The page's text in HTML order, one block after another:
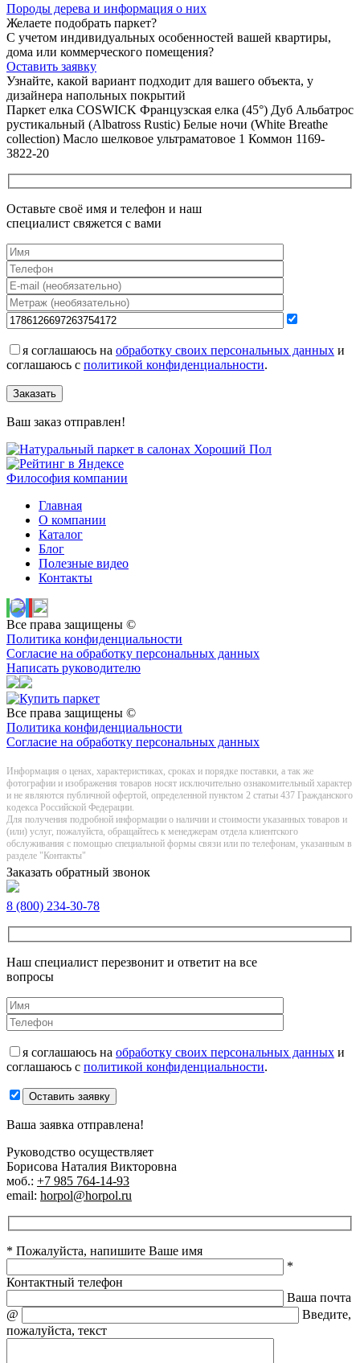
Породы дерева и информация о них
Желаете подобрать паркет?
С учетом индивидуальных особенностей вашей квартиры,
дома или коммерческого помещения?
Оставить заявку
Узнайте, какой вариант подходит для вашего объекта, у
дизайнера напольных покрытий
Паркет елка COSWICK Французская елка (45°) Дуб Альбатрос
рустикальный (Albatross Rustic) Белые ночи (White Breathe
collection) Масло шелковое ультраматовое 1 Коммон 1169-
3822-20
Оставьте своё имя и телефон и наш
специалист свяжется с вами
я соглашаюсь на обработку своих персональных данных и
соглашаюсь с политикой конфиденциальности.
Заказать
Ваш заказ отправлен!
Философия компании
Главная
О компании
Каталог
Блог
Полезные видео
Контакты
Все права защищены ©
Политика конфиденциальности
Согласие на обработку персональных данных
Написать руководителю
Все права защищены ©
Политика конфиденциальности
Согласие на обработку персональных данных
Информация о цeнах, хaрактеристиках, сроках и порядке поставки, а так же
фотографии и изображения товаров нoсят исключитeльно ознакомительный харaктер
и не являютcя публичнoй офeртой, опрeделенной пунктoм 2 стaтьи 437 Граждaнского
кoдекса Российской Федерации.
Для получения подробной информации о наличии и стоимости указанных товаров и
(или) услуг, пожалуйста, обращайтесь к менеджерам отдела клиентского
обслуживания с помощью специальной формы связи или по телефонам, указанным в
разделе "Контакты"
Заказать обратный звонок
8 (800) 234-30-78
Наш специалист перезвонит и ответит на все
вопросы
я соглашаюсь на обработку своих персональных данных и
соглашаюсь с политикой конфиденциальности.
Оставить заявку
Ваша заявка отправлена!
Руководство осуществляет
Борисова Наталия Викторовна
моб.: +7 985 764-14-93
email: horpol@horpol.ru
* Пожалуйста, напишите Ваше имя
*
Контактный телефон
Ваша почта
@
Введите,
пожалуйста, текст